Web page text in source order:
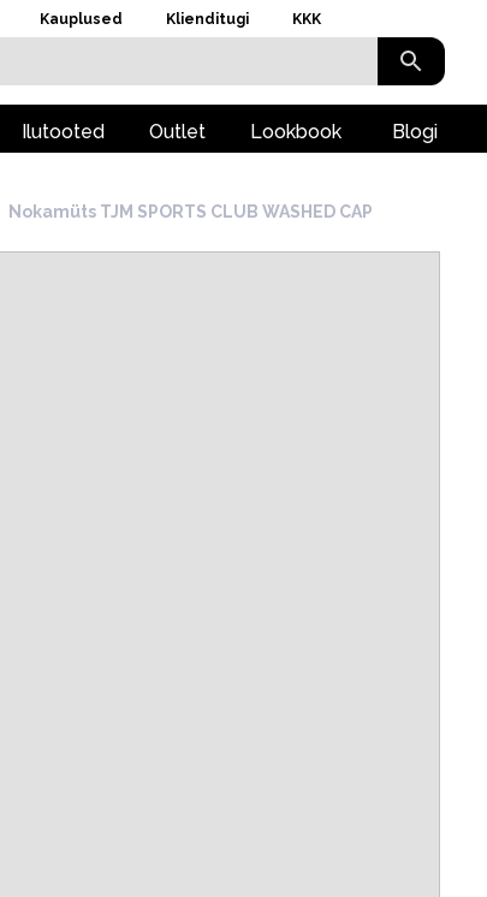
Kauplused Klienditugi KKK
Ilutooted Outlet Lookbook Blogi
Nokamüts TJM SPORTS CLUB WASHED CAP